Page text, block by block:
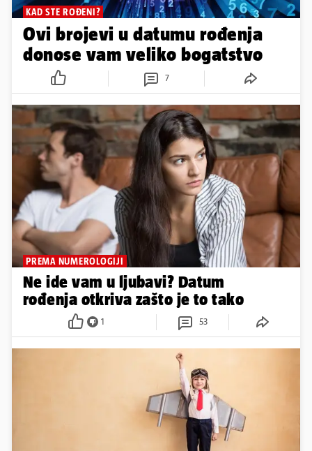
KAD STE ROĐENI?
Ovi brojevi u datumu rođenja
donose vam veliko bogatstvo
7
PREMA NUMEROLOGIJI
Ne ide vam u ljubavi? Datum
rođenja otkriva zašto je to tako
1 53